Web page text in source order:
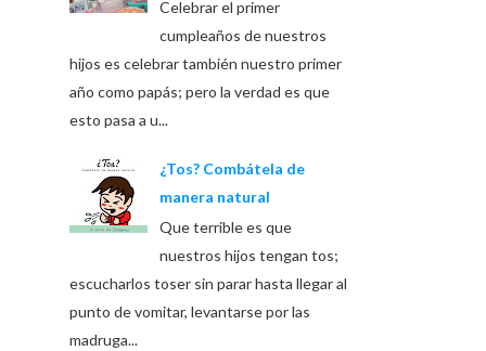
Celebrar el primer
cumpleaños de nuestros
hijos es celebrar también nuestro primer
año como papás; pero la verdad es que
esto pasa a u...
¿Tos? Combátela de
manera natural
Que terrible es que
nuestros hijos tengan tos;
escucharlos toser sin parar hasta llegar al
punto de vomitar, levantarse por las
madruga...